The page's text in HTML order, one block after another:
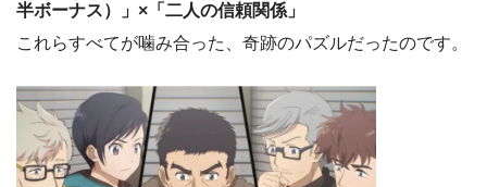
半ボーナス）」×「二人の信頼関係」
これらすべてが噛み合った、奇跡のパズルだったのです。